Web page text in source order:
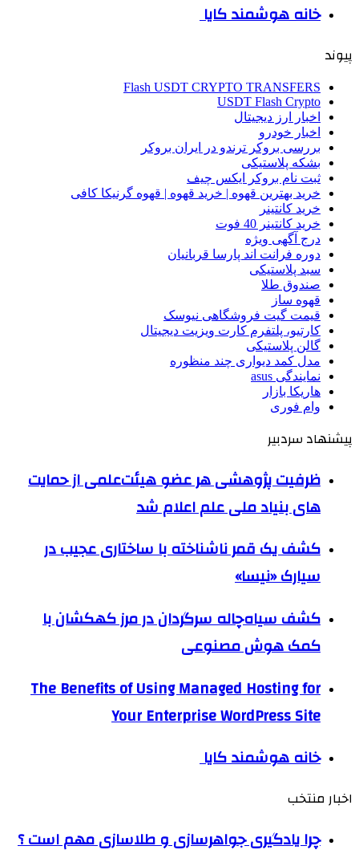
خانه هوشمند کایا
پیوند
Flash USDT CRYPTO TRANSFERS
USDT Flash Crypto
اخبار ارز دیجیتال
اخبار خودرو
بررسی بروکر ترندو در ایران بروکر
بشکه پلاستیکی
ثبت نام بروکر ایکس چیف
خرید بهترین قهوه | خرید قهوه | قهوه گرنیکا کافی
خرید کانتینر
خرید کانتینر 40 فوت
درج آگهی ویژه
دوره فرانت اند پارسا قربانیان
سبد پلاستیکی
صندوق طلا
قهوه ساز
قیمت گیت فروشگاهی نیوسک
کارتیو، پلتفرم کارت ویزیت دیجیتال
گالن پلاستیکی
مدل کمد دیواری چند منظوره
نمایندگی asus
هاریکا بازار
وام فوری
پیشنهاد سردبیر
ظرفیت پژوهشی هر عضو هیئت‌علمی از حمایت
های بنیاد ملی علم اعلام شد
کشف یک قمر ناشناخته با ساختاری عجیب در
سیارک «نیسا»
کشف سیاه‌چاله سرگردان در مرز کهکشان با
کمک هوش مصنوعی
The Benefits of Using Managed Hosting for
Your Enterprise WordPress Site
خانه هوشمند کایا
اخبار منتخب
چرا یادگیری جواهرسازی و طلاسازی مهم است ؟